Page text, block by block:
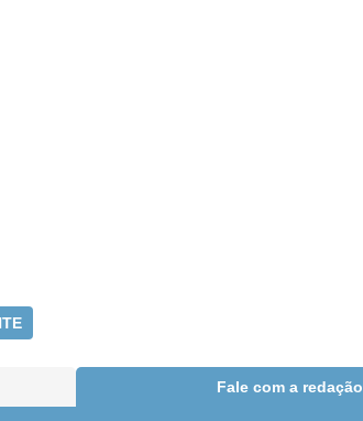
Fale com a redação